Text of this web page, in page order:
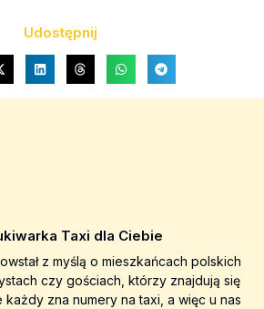
Udostępnij
Taxi dla Ciebie
z myślą o mieszkańcach polskich
czy gościach, którzy znajdują się
każdy zna numery na taxi, a więc u nas